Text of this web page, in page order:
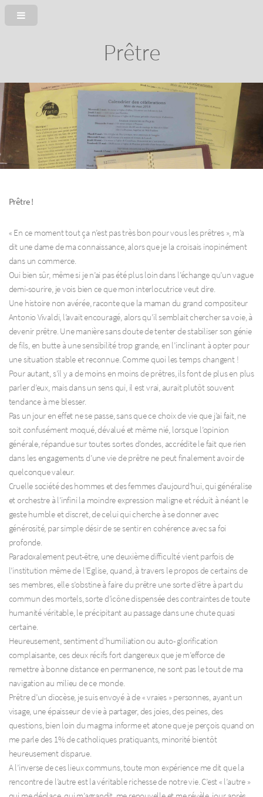
Prêtre
Prêtre !
« En ce moment tout ça n’est pas très bon pour vous les prêtres », m’a
dit une dame de ma connaissance, alors que je la croisais inopinément
dans un commerce.
Oui bien sûr, même si je n’ai pas été plus loin dans l’échange qu’un vague
demi-sourire, je vois bien ce que mon interlocutrice veut dire.
Une histoire non avérée, raconte que la maman du grand compositeur
Antonio Vivaldi, l’avait encouragé, alors qu’il semblait chercher sa voie, à
devenir prêtre. Une manière sans doute de tenter de stabiliser son génie
de fils, en butte à une sensibilité trop grande, en l’inclinant à opter pour
une situation stable et reconnue. Comme quoi les temps changent !
Pour autant, s’il y a de moins en moins de prêtres, ils font de plus en plus
parler d’eux, mais dans un sens qui, il est vrai, aurait plutôt souvent
tendance à me blesser.
Pas un jour en effet ne se passe, sans que ce choix de vie que j’ai fait, ne
soit confusément moqué, dévalué et même nié, lorsque l’opinion
générale, répandue sur toutes sortes d’ondes, accrédite le fait que rien
dans les engagements d’une vie de prêtre ne peut finalement avoir de
quelconque valeur.
Cruelle société des hommes et des femmes d’aujourd’hui, qui généralise
et orchestre à l’infini la moindre expression maligne et réduit à néant le
geste humble et discret, de celui qui cherche à se donner avec
générosité, par simple désir de se sentir en cohérence avec sa foi
profonde.
Paradoxalement peut-être, une deuxième difficulté vient parfois de
l’institution même de l’Eglise, quand, à travers le propos de certains de
ses membres, elle s’obstine à faire du prêtre une sorte d’être à part du
commun des mortels, sorte d’icône dispensée des contraintes de toute
humanité véritable, le précipitant au passage dans une chute quasi
certaine.
Heureusement, sentiment d’humiliation ou auto- glorification
complaisante, ces deux récifs fort dangereux que je m’efforce de
remettre à bonne distance en permanence, ne sont pas le tout de ma
navigation au milieu de ce monde.
Prêtre d’un diocèse, je suis envoyé à de « vraies » personnes, ayant un
visage, une épaisseur de vie à partager, des joies, des peines, des
questions, bien loin du magma informe et atone que je perçois quand on
me parle des 1% de catholiques pratiquants, minorité bientôt
heureusement disparue.
A l’inverse de ces lieux communs, toute mon expérience me dit que la
rencontre de l’autre est la véritable richesse de notre vie. C’est « l’autre »